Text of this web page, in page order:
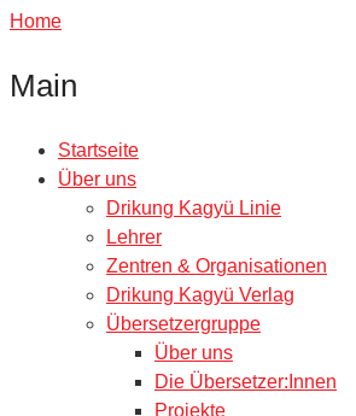
Home
Main
Startseite
Über uns
Drikung Kagyü Linie
Lehrer
Zentren & Organisationen
Drikung Kagyü Verlag
Übersetzergruppe
Über uns
Die Übersetzer:Innen
Projekte